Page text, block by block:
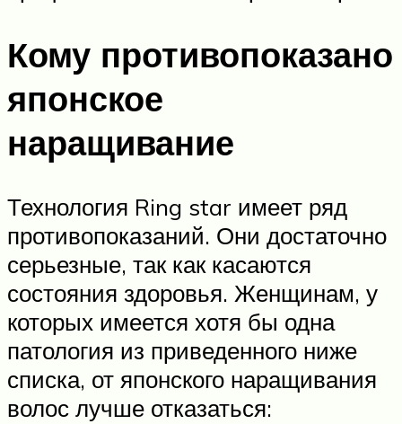
Кому противопоказано
японское
наращивание
Технология Ring star имеет ряд
противопоказаний. Они достаточно
серьезные, так как касаются
состояния здоровья. Женщинам, у
которых имеется хотя бы одна
патология из приведенного ниже
списка, от японского наращивания
волос лучше отказаться: